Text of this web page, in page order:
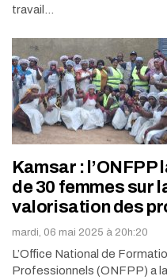
travail…
Kamsar :
de 30 femmes sur
valorisation des
mardi, 06 mai 2025 à 20h:20
L’Office National de
Professionnels (ONFPP) a